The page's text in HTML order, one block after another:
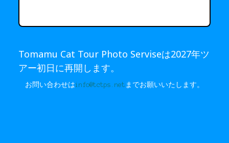
Tomamu Cat Tour Photo Serviseは2027年ツ
アー初日に再開します。
お問い合わせはinfo@tctps.net までお願いいたします。